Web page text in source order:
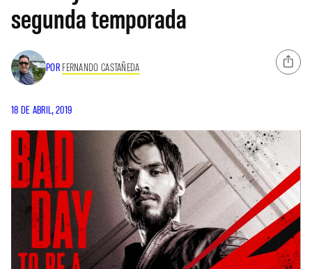
segunda temporada
POR FERNANDO CASTAÑEDA
18 DE ABRIL, 2019